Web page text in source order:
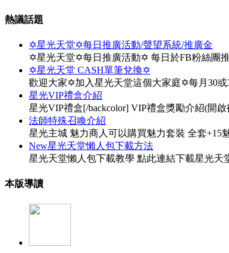
熱議話題
✡星光天堂✡每日推廣活動/聲望系統/推廣金
✡星光天堂✡每日推廣活動✡ 每日於FB粉絲團
✡星光天堂 CASH單筆兌換✡
歡迎大家✡加入星光天堂這個大家庭✡每月30
星光VIP禮盒介紹
星光VIP禮盒[/backcolor] VIP禮盒獎勵介紹(開
法師特殊召喚介紹
星光主城 魅力商人可以購買魅力套裝 全套+15
New星光天堂懶人包下載方法
星光天堂懶人包下載教學 點此連結下載星光天
本版導讀